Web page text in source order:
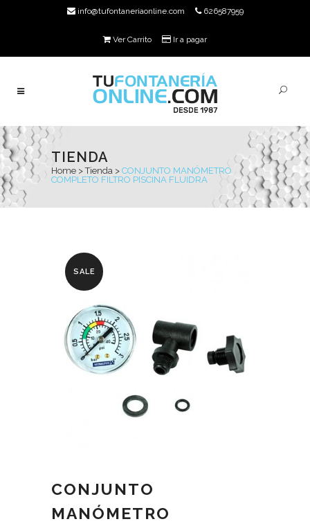
info@tufontaneriaonline.com 626587959
Ver Carrito Ir a pagar
TIENDA
Home >Tienda > CONJUNTO MANÓMETRO
COMPLETO FILTRO PISCINA FLUIDRA
SALE
CONJUNTO
MANÓMETRO